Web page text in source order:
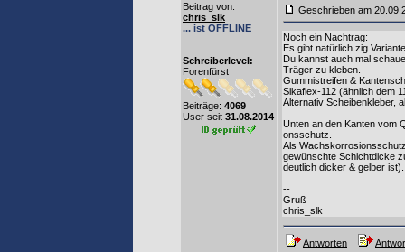
Beitrag von:
chris_slk
... ist OFFLINE
Schreiberlevel:
Forenfürst
Beiträge: 4069
User seit 31.08.2014
Geschrieben am
Noch ein Nachtrag:
Es gibt natürlich zig
Du kannst auch mal
Träger zu kleben.
Gummistreifen &
Sikaflex-112 (ähnlich dem
Alternativ Scheibenkleber,
Unten an den Kanten vom
ons­schutz.
Als
gewünschte Schichtdicke
deutlich dicker & gelber ist).
--
Gruß
chris_slk
Antworten